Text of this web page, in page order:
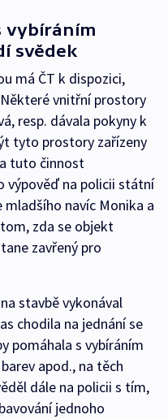
vybíráním
svědek
má ČT k dispozici,
vnitřní prostory
resp. dávala pokyny k
tyto prostory zařízeny
tuto činnost
výpověď na policii státní
mladšího navíc Monika a
zda se objekt
zavřený pro
stavbě vykonával
chodila na jednání se
pomáhala s vybíráním
apod., na těch
dále na policii s tím,
jednoho